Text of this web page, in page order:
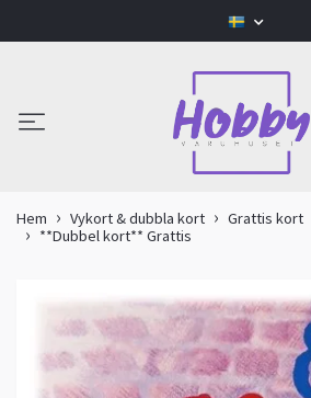
Hem Vykort & dubbla kort
Grattis kort
**Dubbel kort** Grattis